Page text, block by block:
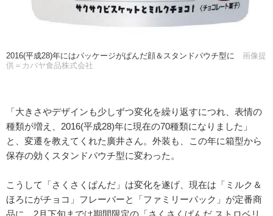
2016(平成28)年にはパッケージがぱんだ顔＆スタンドパウチ型に
画像提
供＝カバヤ食品株式会社
「大きさやデザインも少しずつ変化を繰り返すにつれ、表情の
種類が増え、2016(平成28)年に現在の70種類になりました」
と、変遷を教えてくれた廣井さん。外装も、この年に箱型から
保存の効くスタンドパウチ型に変わった。
こうして「さくさくぱんだ」は変化を遂げ、現在は「ミルク＆
ほろにがチョコ」フレーバーと「ファミリーパック」が定番商
品に。2月下旬までは期間限定の「さくさくぱんだ ストロベリ